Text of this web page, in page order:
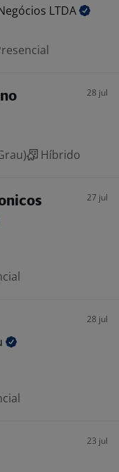
LTDA
28 jul
Híbrido
27 jul
28 jul
23 jul